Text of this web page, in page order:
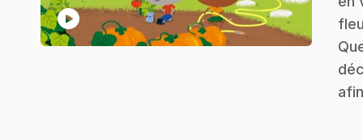
play_circle